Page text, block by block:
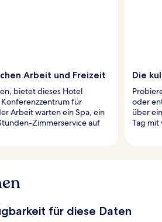
Arbeit und Freizeit
bietet dieses Hotel
für
Arbeit warten ein Spa, ein
Zimmerservice auf
Die
oder
über
Tag mit
für diese Daten